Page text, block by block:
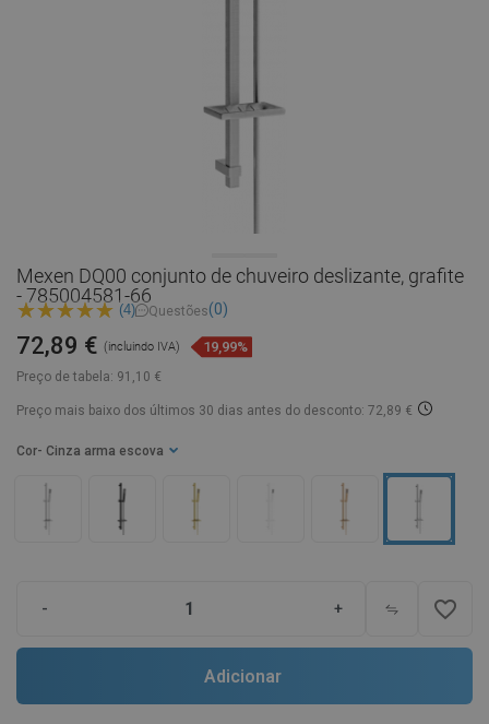
Mexen DQ00 conjunto de chuveiro deslizante, grafite
- 785004581-66
(4) Questões(0)
Preço de tabela: 91,10 €
72,89 € (incluindo IVA) 19,99%
Preço mais baixo dos últimos 30 dias antes do desconto: 72,89 €
Cor - Cinza arma escova
- + favorite_border
Adicionar